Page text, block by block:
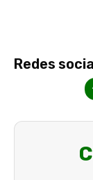
Redes